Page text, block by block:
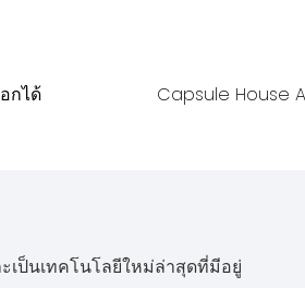
กได้ Capsule House
เป็นเทคโนโลยีใหม่ล่าสุดที่มีอยู่